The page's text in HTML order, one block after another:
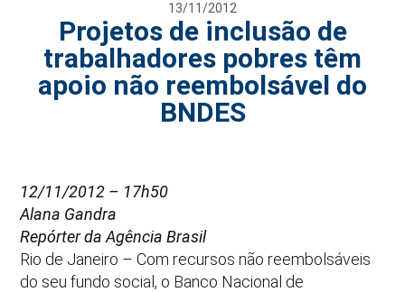
13/11/2012
Projetos de inclusão de
trabalhadores pobres têm
apoio não reembolsável do
BNDES
12/11/2012 – 17h50
Alana Gandra
Repórter da Agência Brasil
Rio de Janeiro – Com recursos não reembolsáveis
do seu fundo social, o Banco Nacional de